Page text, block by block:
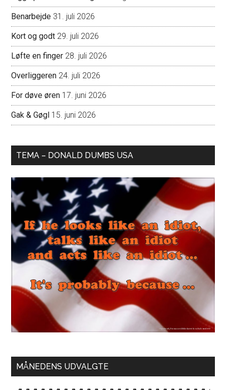
Benarbejde 31. juli 2026
Kort og godt 29. juli 2026
Løfte en finger 28. juli 2026
Overliggeren 24. juli 2026
For døve øren 17. juni 2026
Gak & Gøgl 15. juni 2026
TEMA – DONALD DUMBS USA
MÅNEDENS UDVALGTE